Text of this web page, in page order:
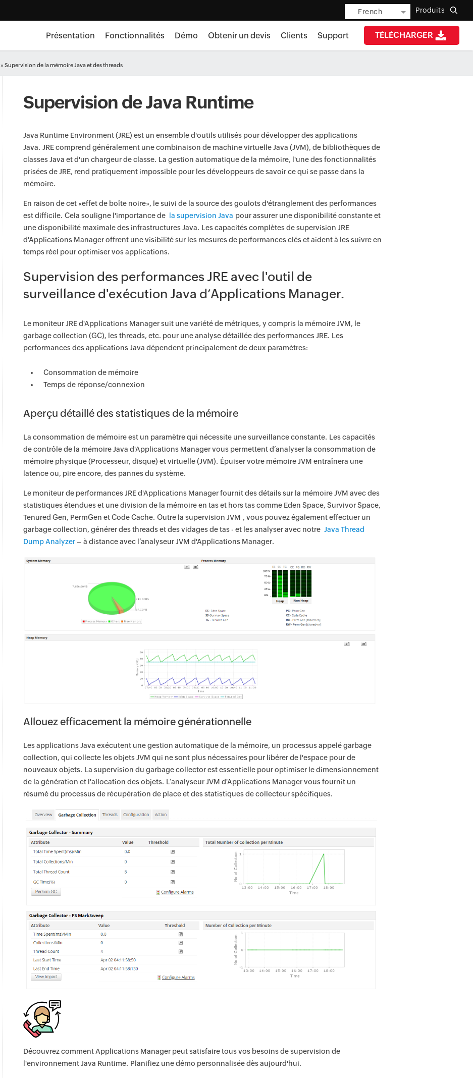
French Produits
TÉLÉCHARGER
Présentation Fonctionnalités Démo Obtenir un devis Clients Support
» Supervision de la mémoire Java et des threads
Supervision de Java Runtime
Java Runtime Environment (JRE) est un ensemble d'outils utilisés pour développer des applications
Java. JRE comprend généralement une combinaison de machine virtuelle Java (JVM), de bibliothèques de
classes Java et d'un chargeur de classe. La gestion automatique de la mémoire, l'une des fonctionnalités
prisées de JRE, rend pratiquement impossible pour les développeurs de savoir ce qui se passe dans la
mémoire.
En raison de cet «effet de boîte noire», le suivi de la source des goulots d'étranglement des performances
est difficile. Cela souligne l'importance de la supervision Java pour assurer une disponibilité constante et
une disponibilité maximale des infrastructures Java. Les capacités complètes de supervision JRE
d'Applications Manager offrent une visibilité sur les mesures de performances clés et aident à les suivre en
temps réel pour optimiser vos applications.
Supervision des performances JRE avec l'outil de
surveillance d'exécution Java d’Applications Manager.
Le moniteur JRE d'Applications Manager suit une variété de métriques, y compris la mémoire JVM, le
garbage collection (GC), les threads, etc. pour une analyse détaillée des performances JRE. Les
performances des applications Java dépendent principalement de deux paramètres:
Consommation de mémoire
Temps de réponse/connexion
Aperçu détaillé des statistiques de la mémoire
La consommation de mémoire est un paramètre qui nécessite une surveillance constante. Les capacités
de contrôle de la mémoire Java d'Applications Manager vous permettent d’analyser la consommation de
mémoire physique (Processeur, disque) et virtuelle (JVM). Épuiser votre mémoire JVM entraînera une
latence ou, pire encore, des pannes du système.
Le moniteur de performances JRE d'Applications Manager fournit des détails sur la mémoire JVM avec des
statistiques étendues et une division de la mémoire en tas et hors tas comme Eden Space, Survivor Space,
Tenured Gen, PermGen et Code Cache. Outre la supervision JVM , vous pouvez également effectuer un
garbage collection, générer des threads et des vidages de tas - et les analyser avec notre Java Thread
Dump Analyzer– à distance avec l’analyseur JVM d'Applications Manager.
Allouez efficacement la mémoire générationnelle
Les applications Java exécutent une gestion automatique de la mémoire, un processus appelé garbage
collection, qui collecte les objets JVM qui ne sont plus nécessaires pour libérer de l'espace pour de
nouveaux objets. La supervision du garbage collector est essentielle pour optimiser le dimensionnement
de la génération et l'allocation des objets. L’analyseur JVM d'Applications Manager vous fournit un
résumé du processus de récupération de place et des statistiques de collecteur spécifiques.
Découvrez comment Applications Manager peut satisfaire tous vos besoins de supervision de
l'environnement Java Runtime. Planifiez une démo personnalisée dès aujourd'hui.